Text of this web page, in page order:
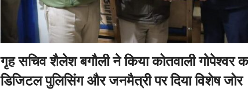
गृह सचिव शैलेश बगौली ने किया कोतवाली गोपेश्वर
डिजिटल पुलिसिंग और जनमैत्री पर दिया विशेष जोर